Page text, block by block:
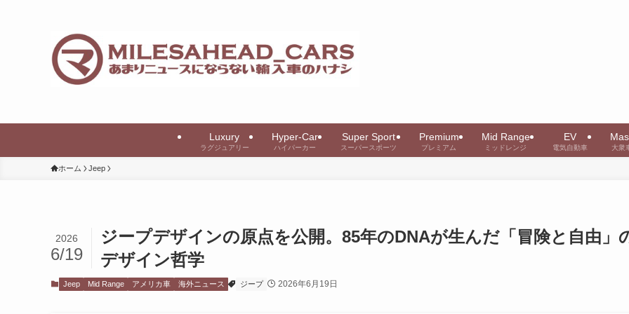
Luxury
ラグジュアリー
Hyper-Car
ハイパーカー
Super Sport
スーパースポーツ
Premium
プレミアム
Mid Range
ミッドレンジ
EV
電気自動車 大衆
ホーム Jeep
ジープデザインの原点を公開。85年のDNAが生んだ「冒険と自由」
デザイン哲学
2026
6/19
Jeep Mid Range アメリカ車 海外ニュース ジープ 2026年6月19日